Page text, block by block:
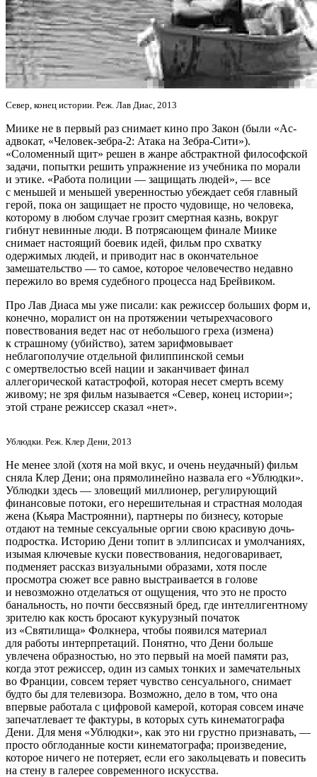
Север, конец истории. Реж. Лав Диас, 2013
Миике не в первый раз снимает кино про Закон (были «Ас-
адвокат, «Человек-зебра-2: Атака на Зебра-Сити»).
«Соломенный щит» решен в жанре абстрактной философской
задачи, попытки решить упражнение из учебника по морали
и этике. «Работа полиции — защищать людей», — все
с меньшей и меньшей уверенностью убеждает себя главный
герой, пока он защищает не просто чудовище, но человека,
которому в любом случае грозит смертная казнь, вокруг
гибнут невинные люди. В потрясающем финале Миике
снимает настоящий боевик идей, фильм про схватку
одержимых людей, и приводит нас в окончательное
замешательство — то самое, которое человечество недавно
пережило во время судебного процесса над Брейвиком.
Про Лав Диаса мы уже писали: как режиссер больших форм и,
конечно, моралист он на протяжении четырехчасового
повествования ведет нас от небольшого греха (измена)
к страшному (убийство), затем зарифмовывает
неблагополучие отдельной филиппинской семьи
с омертвелостью всей нации и заканчивает финал
аллегорической катастрофой, которая несет смерть всему
живому; не зря фильм называется «Север, конец истории»;
этой стране режиссер сказал «нет».
Ублюдки. Реж. Клер Дени, 2013
Не менее злой (хотя на мой вкус, и очень неудачный) фильм
сняла Клер Дени; она прямолинейно назвала его «Ублюдки».
Ублюдки здесь — зловещий миллионер, регулирующий
финансовые потоки, его нерешительная и страстная молодая
жена (Кьяра Мастроянни), партнеры по бизнесу, которые
отдают на темные сексуальные оргии свою красивую дочь-
подростка. Историю Дени топит в эллипсисах и умолчаниях,
изымая ключевые куски повествования, недоговаривает,
подменяет рассказ визуальными образами, хотя после
просмотра сюжет все равно выстраивается в голове
и невозможно отделаться от ощущения, что это не просто
банальность, но почти бессвязный бред, где интеллигентному
зрителю как кость бросают кукурузный початок
из «Святилища» Фолкнера, чтобы появился материал
для работы интерпретаций. Понятно, что Дени больше
увлечена образностью, но это первый на моей памяти раз,
когда этот режиссер, один из самых тонких и замечательных
во Франции, совсем теряет чувство сенсуального, снимает
будто бы для телевизора. Возможно, дело в том, что она
впервые работала с цифровой камерой, которая совсем иначе
запечатлевает те фактуры, в которых суть кинематографа
Дени. Для меня «Ублюдки», как это ни грустно признавать, —
просто обглоданные кости кинематографа; произведение,
которое ничего не потеряет, если его закольцевать и повесить
на стену в галерее современного искусства.